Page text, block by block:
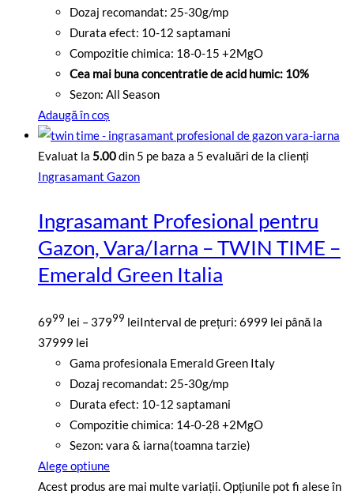
Dozaj recomandat: 25-30g/mp
Durata efect: 10-12 saptamani
Compozitie chimica: 18-0-15 +2MgO
Cea mai buna concentratie de acid humic: 10%
Sezon: All Season
Adaugă în coș
Evaluat la 5.00din 5 pe baza a 5 evaluări de la clienți
Ingrasamant Gazon
Ingrasamant Profesional pentru
Gazon, Vara/Iarna – TWIN TIME –
Emerald Green Italia
6999 lei – 37999 leiInterval de prețuri: 6999 lei până la
37999 lei
Gama profesionala Emerald Green Italy
Dozaj recomandat: 25-30g/mp
Durata efect: 10-12 saptamani
Compozitie chimica: 14-0-28 +2MgO
Sezon: vara & iarna(toamna tarzie)
Alege optiune
Acest produs are mai multe variații. Opțiunile pot fi alese în